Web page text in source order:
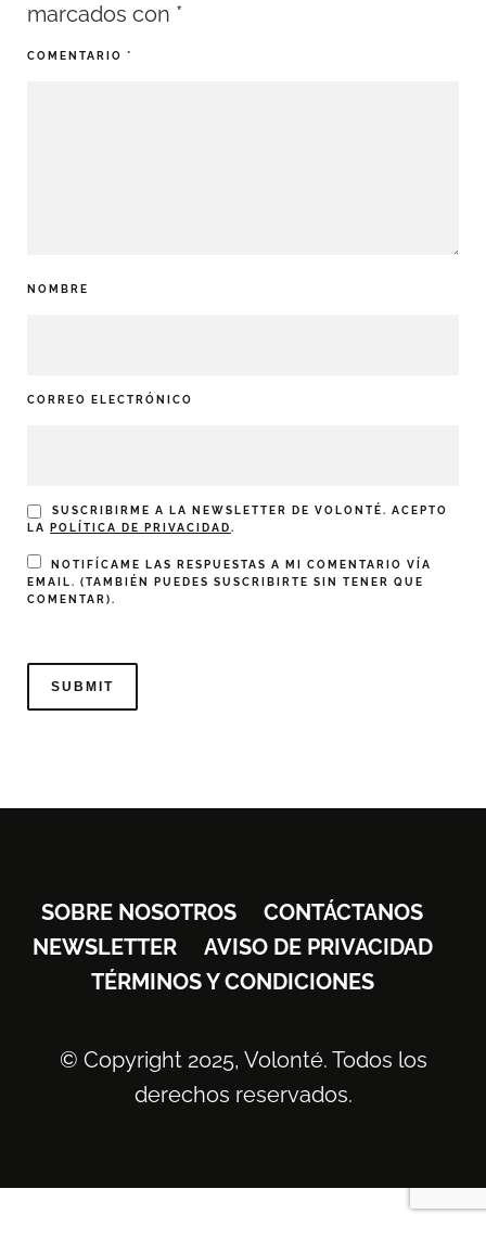
marcados con *
COMENTARIO *
NOMBRE
CORREO ELECTRÓNICO
SUSCRIBIRME A LA NEWSLETTER DE VOLONTÉ. ACEPTO
LA
POLÍTICA DE PRIVACIDAD.
NOTIFÍCAME LAS RESPUESTAS A MI COMENTARIO VÍA
EMAIL. (TAMBIÉN PUEDES SUSCRIBIRTE SIN TENER QUE
COMENTAR).
SOBRE NOSOTROS
CONTÁCTANOS
NEWSLETTER
AVISO DE PRIVACIDAD
TÉRMINOS Y CONDICIONES
© Copyright 2025, Volonté. Todos los
derechos reservados.